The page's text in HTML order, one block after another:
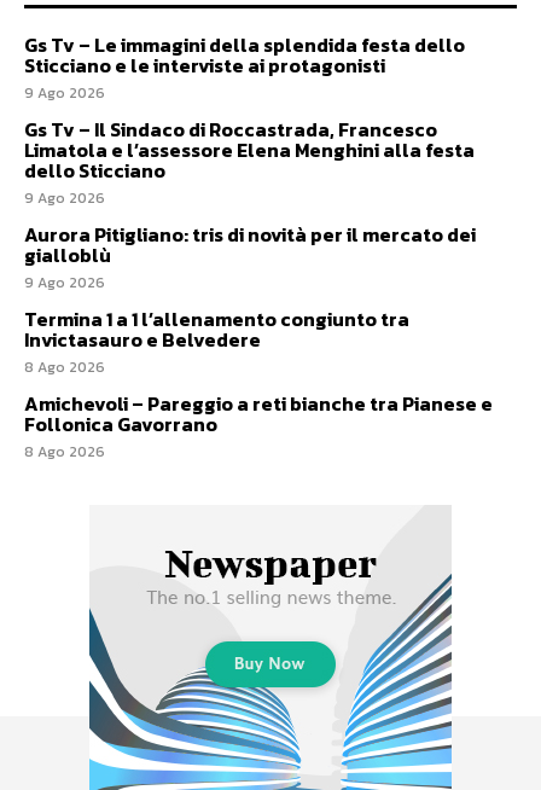
Gs Tv – Le immagini della splendida festa dello
Sticciano e le interviste ai protagonisti
9 Ago 2026
Gs Tv – Il Sindaco di Roccastrada, Francesco
Limatola e l’assessore Elena Menghini alla festa
dello Sticciano
9 Ago 2026
Aurora Pitigliano: tris di novità per il mercato dei
gialloblù
9 Ago 2026
Termina 1 a 1 l’allenamento congiunto tra
Invictasauro e Belvedere
8 Ago 2026
Amichevoli – Pareggio a reti bianche tra Pianese e
Follonica Gavorrano
8 Ago 2026